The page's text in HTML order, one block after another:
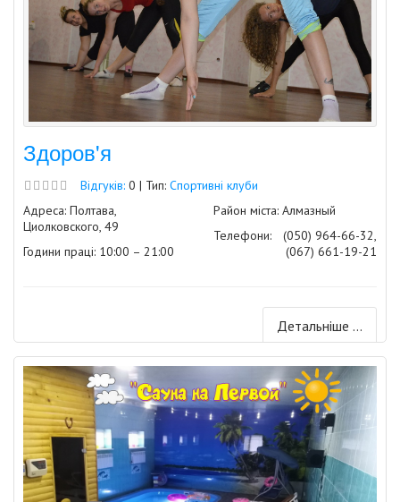
Здоров'я
Відгуків: 0 | Тип: Спортивні клуби
Адреса: Полтава,
Циолковского, 49
Години праці: 10:00 – 21:00
Район міста: Алмазный
Телефони:
(050) 964-66-32,
(067) 661-19-21
Детальніше ...